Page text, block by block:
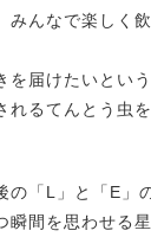
みんなで楽しく
を届けたいとい
れるてんとう虫
の「L」と「E」
瞬間を思わせる星